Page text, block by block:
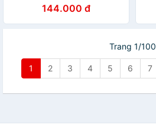
144.000 đ
Trang 1/100
1 2 3 4 5 6 7